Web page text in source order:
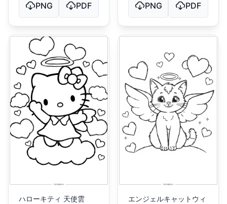
PNG PDF PNG PDF
ハローキティ 天使雲
エンジェルキャットウィ